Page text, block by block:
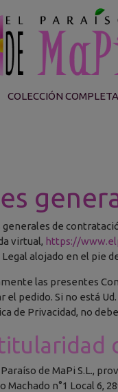
COLECCIÓN COMPLETA
de
virtual, https://
alojado en el pie
las presentes
el pedido. Si no está
de Privacidad, no
de MaPi S.L.,
n°1 Local 6,